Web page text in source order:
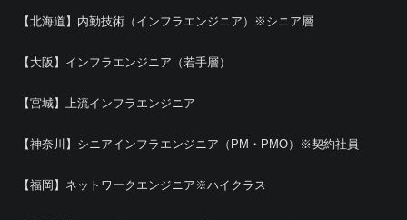
【北海道】内勤技術（インフラエンジニア）※シニア層
【大阪】インフラエンジニア（若手層）
【宮城】上流インフラエンジニア
【神奈川】シニアインフラエンジニア（PM・PMO）※契約社員
【福岡】ネットワークエンジニア※ハイクラス